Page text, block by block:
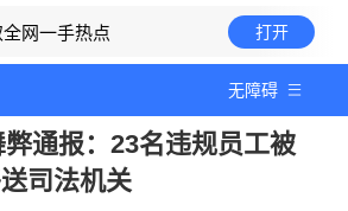
全网一手热点 打开
无障碍
通报：23名违规员工被
司法机关